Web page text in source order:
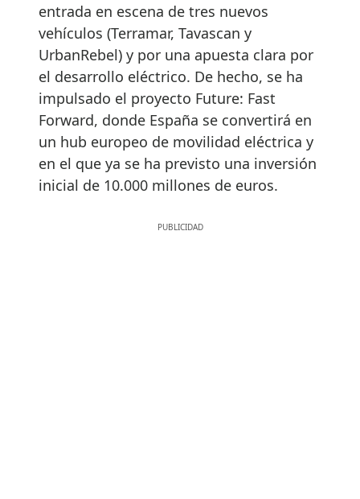
entrada en escena de tres nuevos
vehículos (Terramar, Tavascan y
UrbanRebel) y por una apuesta clara por
el desarrollo eléctrico. De hecho, se ha
impulsado el proyecto Future: Fast
Forward, donde España se convertirá en
un hub europeo de movilidad eléctrica y
en el que ya se ha previsto una inversión
inicial de 10.000 millones de euros.